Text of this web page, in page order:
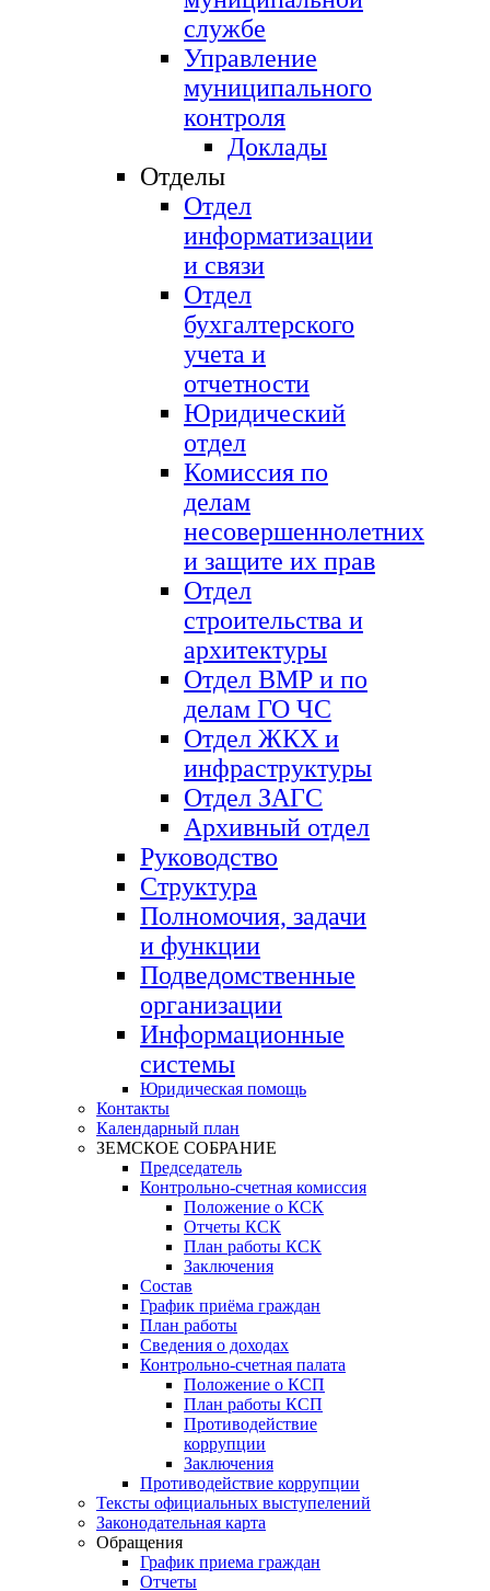
службе
Управление
муниципального
контроля
Доклады
Отделы
Отдел
информатизации
и связи
Отдел
бухгалтерского
учета и
отчетности
Юридический
отдел
Комиссия по
делам
несовершеннолетних
и защите их прав
Отдел
строительства и
архитектуры
Отдел ВМР и по
делам ГО ЧС
Отдел ЖКХ и
инфраструктуры
Отдел ЗАГС
Архивный отдел
Руководство
Структура
Полномочия, задачи
и функции
Подведомственные
организации
Информационные
системы
Юридическая помощь
Контакты
Календарный план
ЗЕМСКОЕ СОБРАНИЕ
Председатель
Контрольно-счетная комиссия
Положение о КСК
Отчеты КСК
План работы КСК
Заключения
Состав
График приёма граждан
План работы
Сведения о доходах
Контрольно-счетная палата
Положение о КСП
План работы КСП
Противодействие
коррупции
Заключения
Противодействие коррупции
Тексты официальных выступелений
Законодательная карта
Обращения
График приема граждан
Отчеты